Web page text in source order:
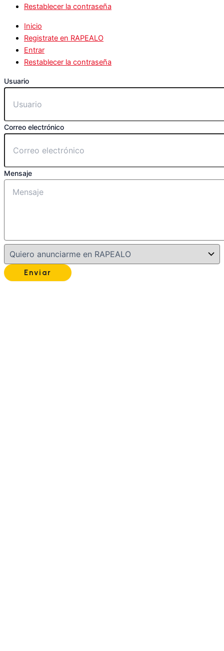
Restablecer la contraseña
Inicio
Registrate en RAPEALO
Entrar
Restablecer la contraseña
Usuario
Correo electrónico
Mensaje
Enviar